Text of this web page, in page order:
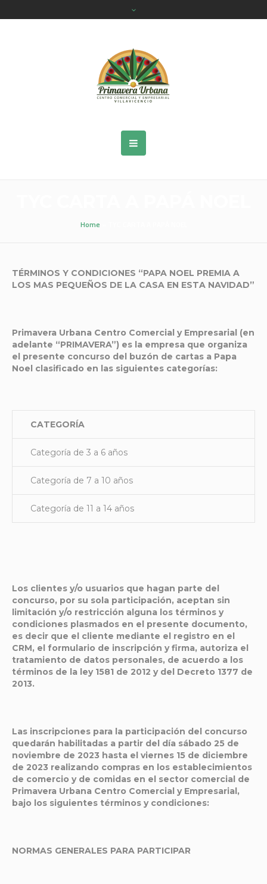
Home
TÉRMINOS Y CONDICIONES “PAPA NOEL PREMIA A
LOS MAS PEQUEÑOS DE LA CASA EN ESTA NAVIDAD”
Primavera Urbana Centro Comercial y Empresarial (en
adelante “PRIMAVERA”) es la empresa que organiza
el presente concurso del buzón de cartas a Papa
Noel clasificado en las siguientes categorías:
CATEGORÍA
Categoría de 3 a 6 años
Categoría de 7 a 10 años
Categoría de 11 a 14 años
Los clientes y/o usuarios que hagan parte del
concurso, por su sola participación, aceptan sin
limitación y/o restricción alguna los términos y
condiciones plasmados en el presente documento,
es decir que el cliente mediante el registro en el
CRM, el formulario de inscripción y firma, autoriza el
tratamiento de datos personales, de acuerdo a los
términos de la ley 1581 de 2012 y del Decreto 1377 de
2013.
Las inscripciones para la participación del concurso
quedarán habilitadas a partir del día sábado 25 de
noviembre de 2023 hasta el viernes 15 de diciembre
de 2023 realizando compras en los establecimientos
de comercio y de comidas en el sector comercial de
Primavera Urbana Centro Comercial y Empresarial,
bajo los siguientes términos y condiciones:
NORMAS GENERALES PARA PARTICIPAR